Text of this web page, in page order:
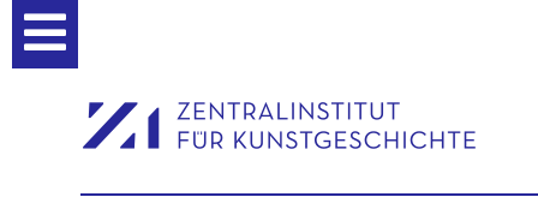
Werkzeuge